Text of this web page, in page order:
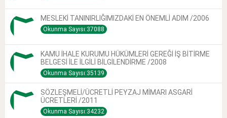
MESLEKİ TANINIRLIĞIMIZDAKİ EN ÖNEMLİ ADIM /2006
Okunma Sayısı:37088
KAMU İHALE KURUMU HÜKÜMLERİ GEREĞİ İŞ BİTİRME
BELGESİ İLE İLGİLİ BİLGİLENDİRME /2008
Okunma Sayısı:35139
SÖZLEŞMELİ/ÜCRETLİ PEYZAJ MİMARI ASGARİ
ÜCRETLERİ /2011
Okunma Sayısı:34232